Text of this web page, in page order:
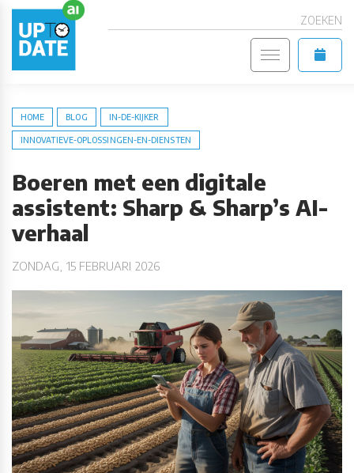
ZOEKEN
HOME BLOG IN-DE-KIJKER
INNOVATIEVE-OPLOSSINGEN-EN-DIENSTEN
Boeren met een digitale
assistent: Sharp & Sharp’s AI-
verhaal
ZONDAG, 15 FEBRUARI 2026